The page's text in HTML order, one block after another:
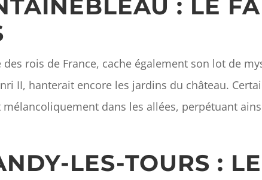
: LE
rois de France, cache également son lot de
II, hanterait encore les jardins du château.
dans les allées, perpétuant
LES-TOURS :